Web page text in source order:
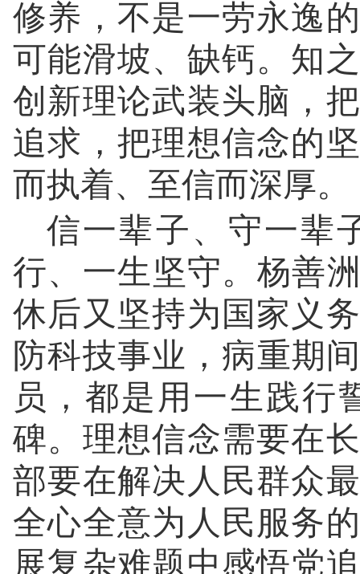
修养，不是一劳永逸
可能滑坡、缺钙。知
创新理论武装头脑，
追求，把理想信念的
而执着、至信而深厚。
信一辈子、守一辈
行、一生坚守。杨善
休后又坚持为国家义
防科技事业，病重期
员，都是用一生践行
碑。理想信念需要在
部要在解决人民群众
全心全意为人民服务
展复杂难题中感悟党